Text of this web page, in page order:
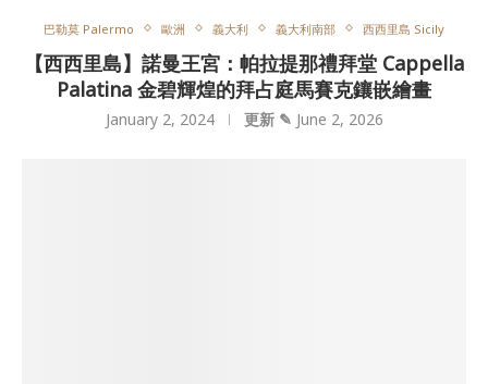
巴勒莫 Palermo 歐洲 義大利 義大利南部 西西里島 Sicily
【西西里島】諾曼王宮：帕拉提那禮拜堂 Cappella
Palatina 金碧輝煌的拜占庭馬賽克鑲嵌繪畫
January 2, 2024 更新 ✎ June 2, 2026